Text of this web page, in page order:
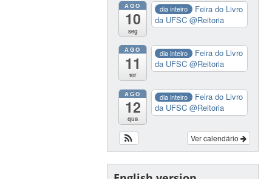
AGO
10
seg
dia inteiro
Feira do Livro
da UFSC@Reitoria
AGO
11
ter
dia inteiro
Feira do Livro
da UFSC@Reitoria
AGO
12
qua
dia inteiro
Feira do Livro
da UFSC@Reitoria
Ver calendário